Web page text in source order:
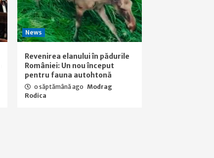
News
Revenirea elanului în pădurile
României: Un nou început
pentru fauna autohtonă
o săptămână ago Modrag
Rodica